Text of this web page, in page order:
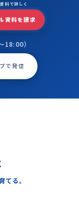
料で詳しく
資料を請求
）
で発信
てる。